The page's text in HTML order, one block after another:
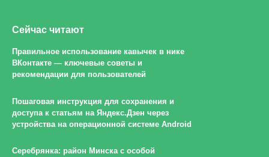
Сейчас читают
Правильное использование кавычек в нике
ВКонтакте — ключевые советы и
рекомендации для пользователей
Пошаговая инструкция для сохранения и
доступа к статьям на Яндекс.Дзен через
устройства на операционной системе Android
Серебрянка: район Минска с особой